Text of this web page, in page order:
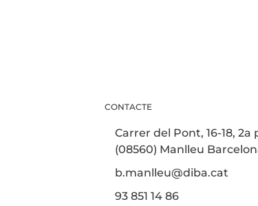
CONTACTE
Carrer del Pont, 16-18, 2a
(08560) Manlleu
b.manlleu@diba.cat
93 851 14 86